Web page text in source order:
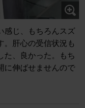
感じ、もちろんスズ
。肝心の受信状況も
た、良かった。もち
に伸ばせませんので